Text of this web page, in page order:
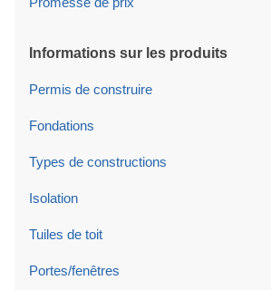
Informations sur les produits
Permis de construire
Fondations
Types de constructions
Isolation
Tuiles de toit
Portes/fenêtres